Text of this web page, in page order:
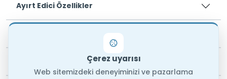
Ayırt Edici Özellikler
Çerez uyarısı
Web sitemizdeki deneyiminizi ve pazarlama